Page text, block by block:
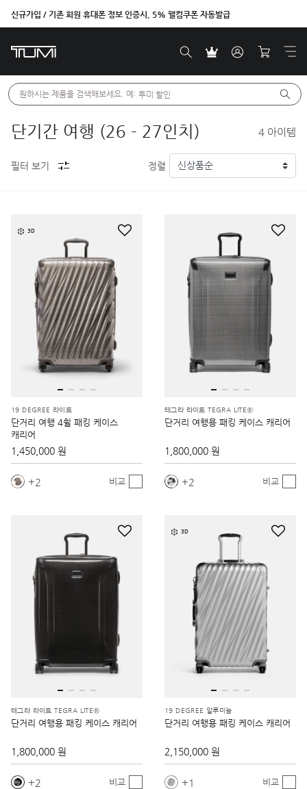
신규가입 / 기존 회원 휴대폰 정보 인증시, 5% 웰컴쿠폰 자동발급
원하시는 제품을 검색해보세요. 예: 투미 할인
단기간 여행 (26 - 27인치) 4 아이템
필터 보기 정렬
3D
19 DEGREE 라이트
단거리 여행 4휠 패킹 케이스
캐리어
1,450,000 원
2 비교
테그라 라이트 TEGRA LITE®
단거리 여행용 패킹 케이스 캐리어
1,800,000 원
2 비교
테그라 라이트 TEGRA LITE®
단거리 여행용 패킹 케이스 캐리어
1,800,000 원
2 비교
3D
19 DEGREE 알루미늄
단거리 여행용 패킹 케이스 캐리어
2,150,000 원
1 비교